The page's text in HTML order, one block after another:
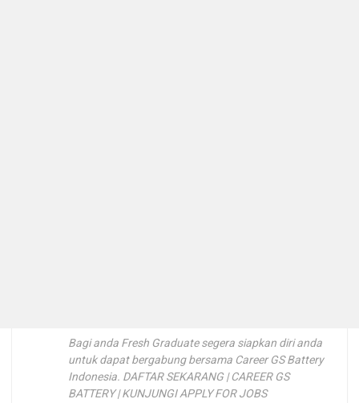
Bagi anda Fresh Graduate segera siapkan diri anda
untuk dapat bergabung bersama Career GS Battery
Indonesia. DAFTAR SEKARANG | CAREER GS
BATTERY | KUNJUNGI APPLY FOR JOBS